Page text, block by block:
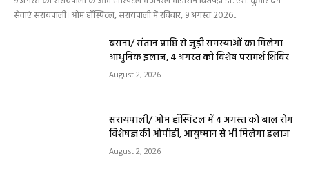
सेवाएं सरायपाली। ओम हॉस्पिटल, सरायपाली में रविवार, 9 अगस्त 2026...
बसना/ संतान प्राप्ति से जुड़ी समस्याओं का मिलेगा
आधुनिक इलाज, 4 अगस्त को विशेष परामर्श शिविर
August 2, 2026
सरायपाली/ ओम हॉस्पिटल में 4 अगस्त को बाल रोग
विशेषज्ञ की ओपीडी, आयुष्मान से भी मिलेगा इलाज
August 2, 2026